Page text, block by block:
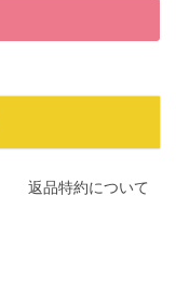
返品特約について